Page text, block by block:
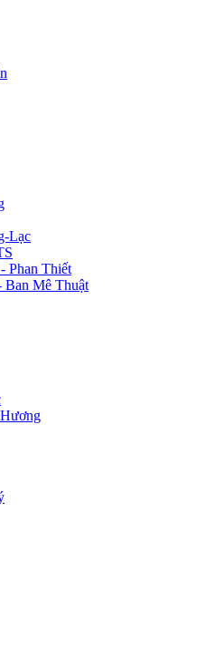
Lạc
Phan Thiết
Mê Thuật